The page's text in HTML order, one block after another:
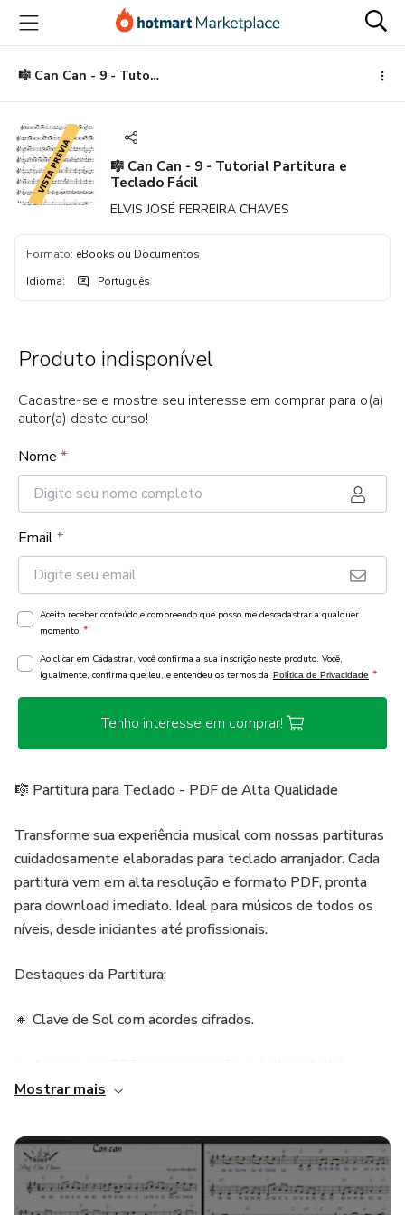
para
conteúdo
principal
para
pagamento
para
rodapé
🎼 Can Can - 9 - Tutorial Partitura e Teclado Fácil
🎼 Can Can - 9 - Tutorial Partitura e
Teclado Fácil
ELVIS JOSÉ FERREIRA CHAVES
Formato: eBooks ou Documentos
Idioma: Português
Produto indisponível
Cadastre-se e mostre seu interesse em comprar para o(a)
autor(a) deste curso!
Nome *
Email*
Aceito receber conteúdo e compreendo que posso me descadastrar a qualquer
momento. *
Ao clicar em Cadastrar, você confirma a sua inscrição neste produto. Você,
igualmente, confirma que leu, e entendeu os termos da Política de Privacidade *
Tenho interesse em comprar!
🎼 Partitura para Teclado - PDF de Alta Qualidade
Transforme sua experiência musical com nossas partituras
cuidadosamente elaboradas para teclado arranjador. Cada
partitura vem em alta resolução e formato PDF, pronta
para download imediato. Ideal para músicos de todos os
níveis, desde iniciantes até profissionais.
Destaques da Partitura:
🔸 Clave de Sol com acordes cifrados.
📚 Aprenda com Facilidade Quer ajuda para tocar sua
música favorita?
Mostrar mais